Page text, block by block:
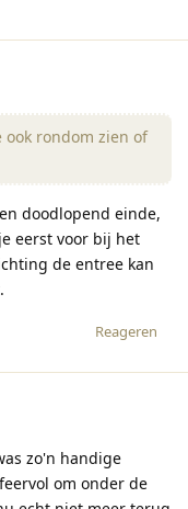
rondom zien of
doodlopend einde,
eerst voor bij het
de entree kan
Reageren
zo'n handige
om onder de